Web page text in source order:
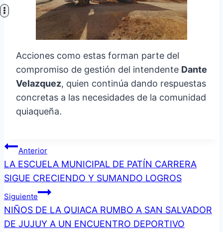
Acciones como estas forman parte del
compromiso de gestión del intendente Dante
Velazquez, quien continúa dando respuestas
concretas a las necesidades de la comunidad
quiaqueña.
Navegación
de
entradas
Anterior
LA ESCUELA MUNICIPAL DE PATÍN CARRERA
SIGUE CRECIENDO Y SUMANDO LOGROS
Siguiente
NIÑOS DE LA QUIACA RUMBO A SAN SALVADOR
DE JUJUY A UN ENCUENTRO DEPORTIVO